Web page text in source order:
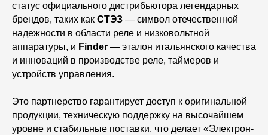
статус официального дистрибьютора легендарных
брендов, таких как СТЭЗ — символ отечественной
надежности в области реле и низковольтной
аппаратуры, и Finder — эталон итальянского качества
и инноваций в производстве реле, таймеров и
устройств управления.
Это партнерство гарантирует доступ к оригинальной
продукции, техническую поддержку на высочайшем
уровне и стабильные поставки, что делает «Электрон-